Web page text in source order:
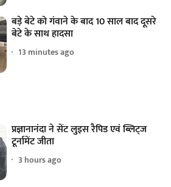
बड़े बेटे को गंवाने के बाद 10 साल बाद दूसरे
बेटे के साथ हादसा
13 minutes ago
प्रज्ञानानंदा ने सेंट लुइस रैपिड एवं ब्लिट्ज
टूर्नामेंट जीता
3 hours ago